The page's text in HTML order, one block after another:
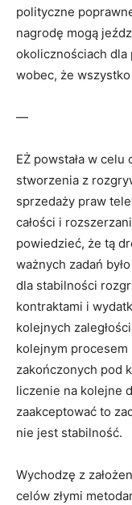
polityczne
nagrodę mogą
okolicznościach dla
wobec, że
—
EŻ powstała w
stworzenia z
sprzedaży praw
całości i
powiedzieć, że tą
ważnych zadań
dla stabilności
kontraktami i
kolejnych
kolejnym
zakończonych pod
liczenie na kolejne
zaakceptować to
nie jest stabilność.
Wychodzę z
celów złymi